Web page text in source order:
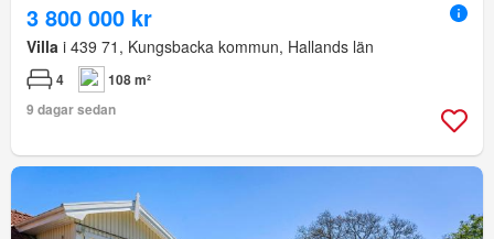
3 800 000 kr
Villa i 439 71, Kungsbacka kommun, Hallands län
4
108 m²
9 dagar sedan